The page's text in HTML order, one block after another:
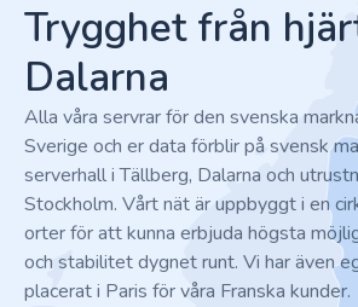
Trygghet från
Dalarna
Alla våra servrar för den svenska
Sverige och er data förblir på svensk
serverhall i Tällberg, Dalarna och
Stockholm. Vårt nät är uppbyggt i en
orter för att kunna erbjuda högsta
och stabilitet dygnet runt. Vi har även
placerat i Paris för våra Franska kunder.